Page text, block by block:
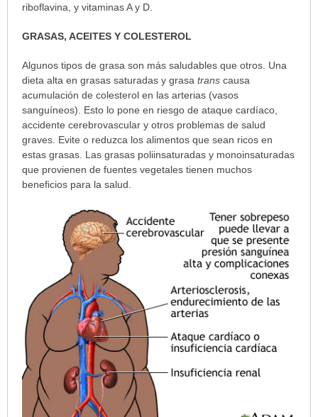
riboflavina, y vitaminas A y D.
GRASAS, ACEITES Y COLESTEROL
Algunos tipos de grasa son más saludables que otros. Una
dieta alta en grasas saturadas y grasa transcausa
acumulación de colesterol en las arterias (vasos
sanguíneos). Esto lo pone en riesgo de ataque cardíaco,
accidente cerebrovascular y otros problemas de salud
graves. Evite o reduzca los alimentos que sean ricos en
estas grasas. Las grasas poliinsaturadas y monoinsaturadas
que provienen de fuentes vegetales tienen muchos
beneficios para la salud.